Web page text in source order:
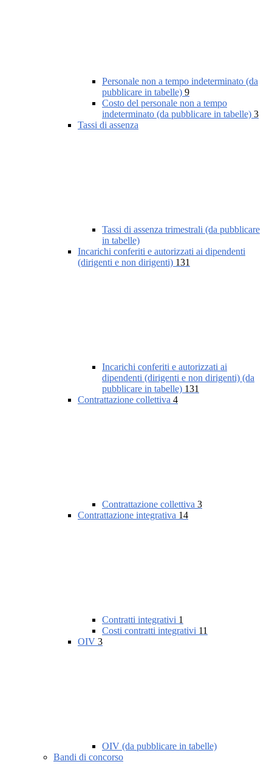
Personale non a tempo indeterminato (da
pubblicare in tabelle) 9
Costo del personale non a tempo
indeterminato (da pubblicare in tabelle) 3
Tassi di assenza
Tassi di assenza trimestrali (da pubblicare
in tabelle)
Incarichi conferiti e autorizzati ai dipendenti
(dirigenti e non dirigenti) 131
Incarichi conferiti e autorizzati ai
dipendenti (dirigenti e non dirigenti) (da
pubblicare in tabelle) 131
Contrattazione collettiva 4
Contrattazione collettiva 3
Contrattazione integrativa 14
Contratti integrativi 1
Costi contratti integrativi 11
OIV 3
OIV (da pubblicare in tabelle)
Bandi di concorso